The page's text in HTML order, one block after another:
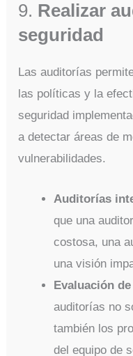
9. Realizar
seguridad
Las auditorías
las políticas y la
seguridad
a detectar áreas de
vulnerabilidades.
Auditorías
que una
costosa, una
una visión
Evaluación
auditorías no
también los
del equipo de